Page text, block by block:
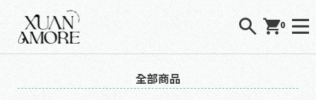
0
全部商品